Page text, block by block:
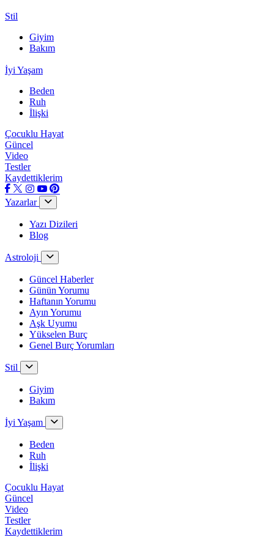
Stil
Giyim
Bakım
İyi Yaşam
Beden
Ruh
İlişki
Çocuklu Hayat
Güncel
Video
Testler
Kaydettiklerim
Yazarlar
Yazı Dizileri
Blog
Astroloji
Güncel Haberler
Günün Yorumu
Haftanın Yorumu
Ayın Yorumu
Aşk Uyumu
Yükselen Burç
Genel Burç Yorumları
Stil
Giyim
Bakım
İyi Yaşam
Beden
Ruh
İlişki
Çocuklu Hayat
Güncel
Video
Testler
Kaydettiklerim